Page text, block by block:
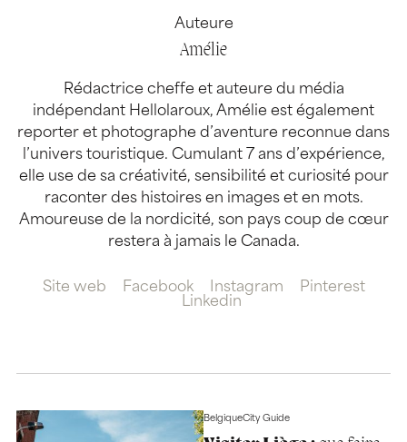
Auteure
Amélie
Rédactrice cheffe et auteure du média
indépendant Hellolaroux, Amélie est également
reporter et photographe d’aventure reconnue dans
l’univers touristique. Cumulant 7 ans d’expérience,
elle use de sa créativité, sensibilité et curiosité pour
raconter des histoires en images et en mots.
Amoureuse de la nordicité, son pays coup de cœur
restera à jamais le Canada.
Site web Facebook Instagram
Pinterest
Linkedin
BelgiqueCity Guide